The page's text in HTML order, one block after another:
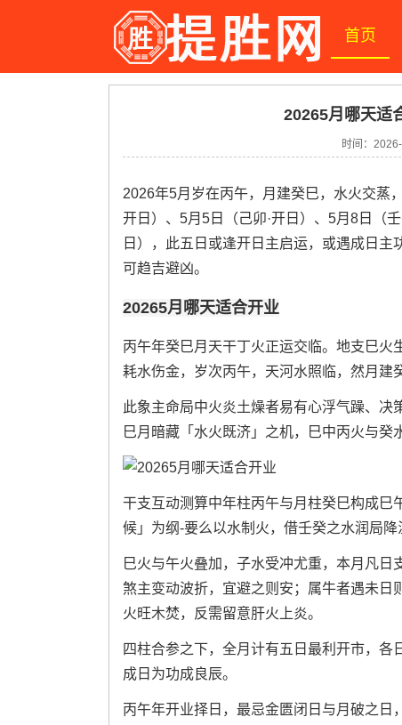
首页
20265月哪天适
时间：
2026年5月岁在丙午，月建癸巳，水火交蒸
开日）、5月5日（己卯·开日）、5月8日（
日），此五日或逢开日主启运，或遇成日
可趋吉避凶。
20265月哪天适合开业
丙午年癸巳月天干丁火正运交临。地支巳火
耗水伤金，岁次丙午，天河水照临，然月建
此象主命局中火炎土燥者易有心浮气躁、
巳月暗藏「水火既济」之机，巳中丙火与癸
干支互动测算中年柱丙午与月柱癸巳构成巳
候」为纲-要么以水制火，借壬癸之水润局
巳火与午火叠加，子水受冲尤重，本月凡
煞主变动波折，宜避之则安；属牛者遇未日
火旺木焚，反需留意肝火上炎。
四柱合参之下，全月计有五日最利开市，各
成日为功成良辰。
丙午年开业择日，最忌金匮闭日与月破之